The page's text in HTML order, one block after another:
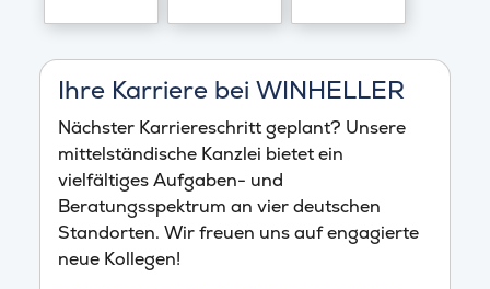
Ihre Karriere bei WINHELLER
Nächster Karriereschritt geplant? Unsere
mittelständische Kanzlei bietet ein
vielfältiges Aufgaben- und
Beratungsspektrum an vier deutschen
Standorten. Wir freuen uns auf engagierte
neue Kollegen!